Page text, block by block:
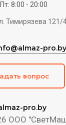
pro.by
ООО "СветМаш
8:00 - 20:00
Тимирязева 121/
pro.by
вопрос